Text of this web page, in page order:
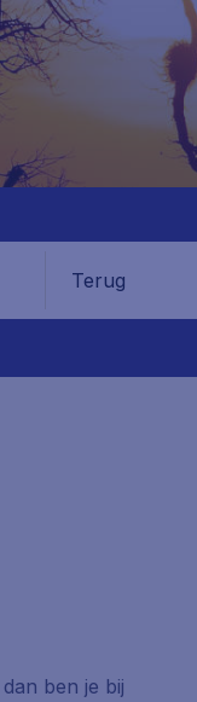
Terug
ben je bij